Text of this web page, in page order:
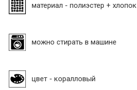
материал - полиэстер + хлопок
можно стирать в машине
цвет - коралловый